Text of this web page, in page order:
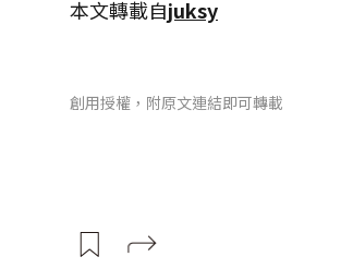
本文轉載自juksy
創用授權，附原文連結即可轉載